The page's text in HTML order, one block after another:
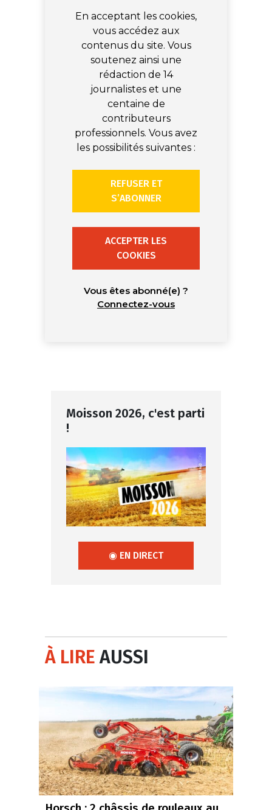
En acceptant les cookies,
vous accédez aux
contenus du site. Vous
soutenez ainsi une
rédaction de 14
journalistes et une
centaine de
contributeurs
professionnels. Vous avez
les possibilités suivantes :
REFUSER ET
S’ABONNER
ACCEPTER LES
COOKIES
Vous êtes abonné(e) ?
Connectez-vous
Moisson 2026, c'est parti
!
◉ EN DIRECT
À LIREAUSSI